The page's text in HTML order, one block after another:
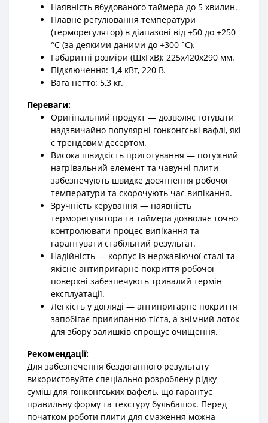
Наявність вбудованого таймера до 5 хвилин.
Плавне регулювання температури
(терморегулятор) в діапазоні від +50 до +250
°С (за деякими даними до +300 °С).
Габаритні розміри (ШхГхВ): 225x420x290 мм.
Підключення: 1,4 кВт, 220 В.
Вага нетто: 5,3 кг.
Переваги:
Оригінальний продукт — дозволяє готувати
надзвичайно популярні гонконгські вафлі, які
є трендовим десертом.
Висока швидкість приготування — потужний
нагрівальний елемент та чавунні плити
забезпечують швидке досягнення робочої
температури та скорочують час випікання.
Зручність керування — наявність
терморегулятора та таймера дозволяє точно
контролювати процес випікання та
гарантувати стабільний результат.
Надійність — корпус із нержавіючої сталі та
якісне антипригарне покриття робочої
поверхні забезпечують тривалий термін
експлуатації.
Легкість у догляді — антипригарне покриття
запобігає прилипанню тіста, а знімний лоток
для збору залишків спрощує очищення.
Рекомендації:
Для забезпечення бездоганного результату
використовуйте спеціально розроблену рідку
суміш для гонконгських вафель, що гарантує
правильну форму та текстуру бульбашок. Перед
початком роботи плити для смаження можна